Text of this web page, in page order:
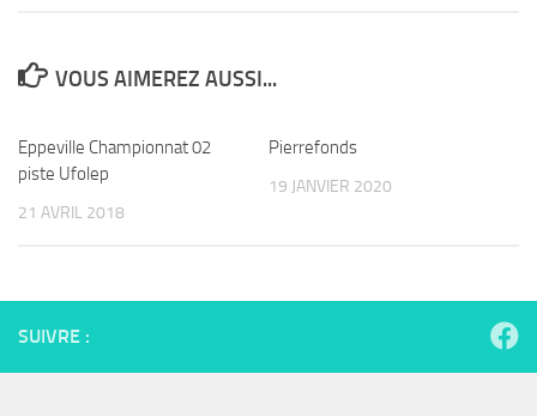
VOUS AIMEREZ AUSSI...
Eppeville Championnat 02
piste Ufolep
21 AVRIL 2018
Pierrefonds
19 JANVIER 2020
SUIVRE :